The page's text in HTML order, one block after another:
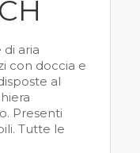
aria
con doccia e
al
Presenti
Tutte le